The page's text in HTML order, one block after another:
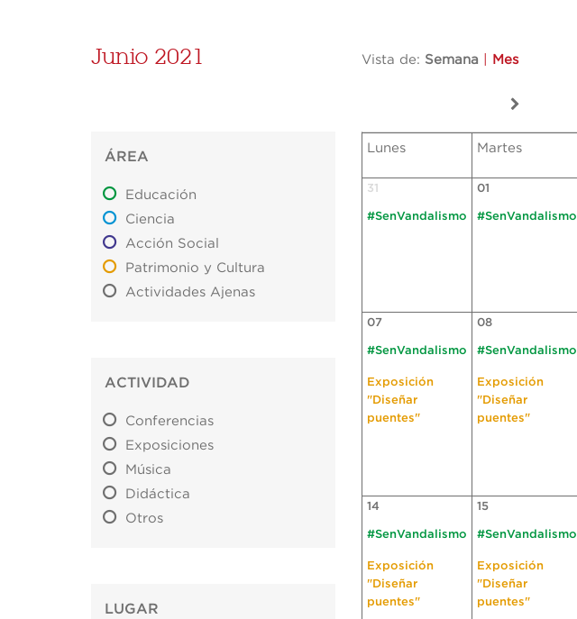
Junio 2021 Vista de: Semana Mes
ÁREA
Educación
Ciencia
Acción Social
Patrimonio y Cultura
Actividades Ajenas
ACTIVIDAD
Conferencias
Exposiciones
Música
Didáctica
Otros
LUGAR
Lunes Martes
31
#SenVandalismo
01
#SenVandalismo
07
#SenVandalismo
Exposición
"Diseñar
puentes"
08
#SenVandalismo
Exposición
"Diseñar
puentes"
14
#SenVandalismo
Exposición
"Diseñar
puentes"
15
#SenVandalismo
Exposición
"Diseñar
puentes"